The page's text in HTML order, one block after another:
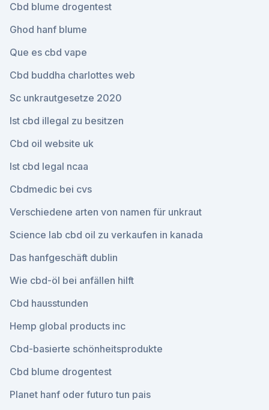
Cbd blume drogentest
Ghod hanf blume
Que es cbd vape
Cbd buddha charlottes web
Sc unkrautgesetze 2020
Ist cbd illegal zu besitzen
Cbd oil website uk
Ist cbd legal ncaa
Cbdmedic bei cvs
Verschiedene arten von namen für unkraut
Science lab cbd oil zu verkaufen in kanada
Das hanfgeschäft dublin
Wie cbd-öl bei anfällen hilft
Cbd hausstunden
Hemp global products inc
Cbd-basierte schönheitsprodukte
Cbd blume drogentest
Planet hanf oder futuro tun pais